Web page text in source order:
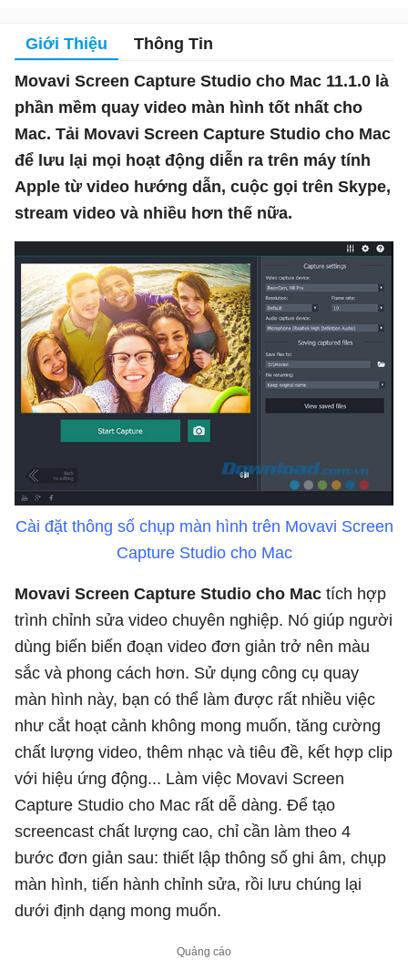
Giới Thiệu Thông Tin
Movavi Screen Capture Studio cho Mac 11.1.0 là
phần mềm quay video màn hình tốt nhất cho
Mac. Tải Movavi Screen Capture Studio cho Mac
để lưu lại mọi hoạt động diễn ra trên máy tính
Apple từ video hướng dẫn, cuộc gọi trên Skype,
stream video và nhiều hơn thế nữa.
Cài đặt thông số chụp màn hình trên Movavi Screen
Capture Studio cho Mac
Movavi Screen Capture Studio cho Mac tích hợp
trình chỉnh sửa video chuyên nghiệp. Nó giúp người
dùng biến biến đoạn video đơn giản trở nên màu
sắc và phong cách hơn. Sử dụng công cụ quay
màn hình này, bạn có thể làm được rất nhiều việc
như cắt hoạt cảnh không mong muốn, tăng cường
chất lượng video, thêm nhạc và tiêu đề, kết hợp clip
với hiệu ứng động... Làm việc Movavi Screen
Capture Studio cho Mac rất dễ dàng. Để tạo
screencast chất lượng cao, chỉ cần làm theo 4
bước đơn giản sau: thiết lập thông số ghi âm, chụp
màn hình, tiến hành chỉnh sửa, rồi lưu chúng lại
dưới định dạng mong muốn.